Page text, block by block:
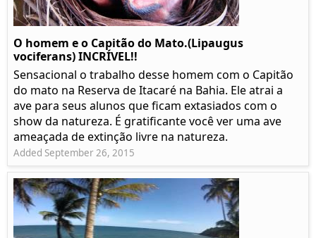
O homem e o Capitão do Mato.(Lipaugus
vociferans) INCRÍVEL!!
Sensacional o trabalho desse homem com o Capitão
do mato na Reserva de Itacaré na Bahia. Ele atrai a
ave para seus alunos que ficam extasiados com o
show da natureza. É gratificante você ver uma ave
ameaçada de extinção livre na natureza.
Added September 26, 2015